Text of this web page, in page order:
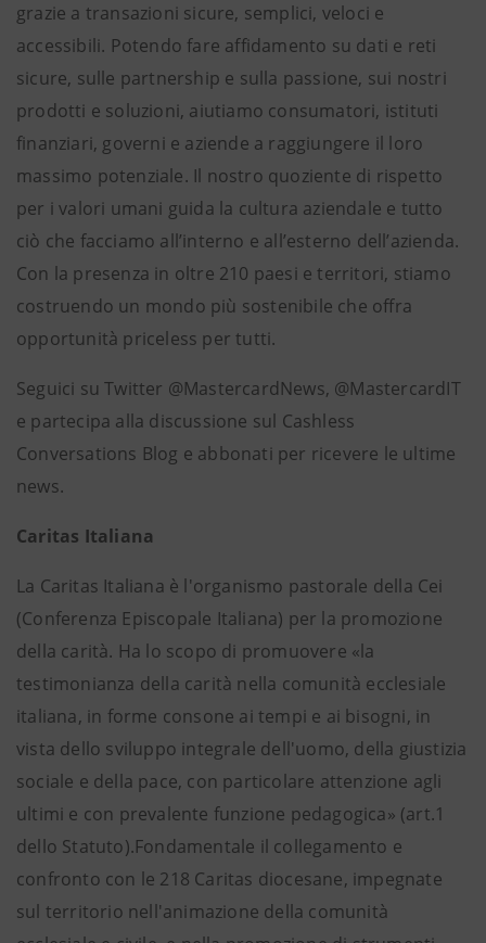
grazie a transazioni sicure, semplici, veloci e
accessibili. Potendo fare affidamento su dati e reti
sicure, sulle partnership e sulla passione, sui nostri
prodotti e soluzioni, aiutiamo consumatori, istituti
finanziari, governi e aziende a raggiungere il loro
massimo potenziale. Il nostro quoziente di rispetto
per i valori umani guida la cultura aziendale e tutto
ciò che facciamo all’interno e all’esterno dell’azienda.
Con la presenza in oltre 210 paesi e territori, stiamo
costruendo un mondo più sostenibile che offra
opportunità priceless per tutti.
Seguici su Twitter @MastercardNews, @MastercardIT
e partecipa alla discussione sul Cashless
Conversations Blog e abbonati per ricevere le ultime
news.
Caritas Italiana
La Caritas Italiana è l'organismo pastorale della Cei
(Conferenza Episcopale Italiana) per la promozione
della carità. Ha lo scopo di promuovere «la
testimonianza della carità nella comunità ecclesiale
italiana, in forme consone ai tempi e ai bisogni, in
vista dello sviluppo integrale dell'uomo, della giustizia
sociale e della pace, con particolare attenzione agli
ultimi e con prevalente funzione pedagogica» (art.1
dello Statuto).Fondamentale il collegamento e
confronto con le 218 Caritas diocesane, impegnate
sul territorio nell'animazione della comunità